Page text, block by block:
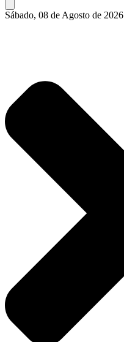
Sábado, 08 de Agosto de 2026